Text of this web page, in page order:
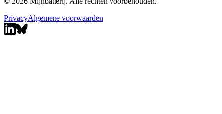
PrivacyAlgemene voorwaarden